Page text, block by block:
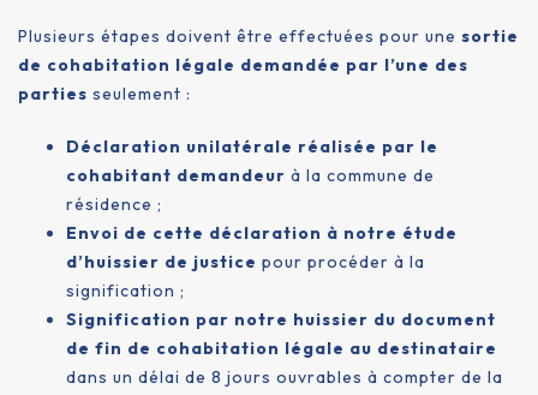
Plusieurs étapes doivent être effectuées pour une sortie
de cohabitation légale demandée par l’une des
parties seulement :
Déclaration unilatérale réalisée par le
cohabitant demandeur à la commune de
résidence ;
Envoi de cette déclaration à notre étude
d’huissier de justice pour procéder à la
signification ;
Signification par notre huissier du document
de fin de cohabitation légale au destinataire
dans un délai de 8 jours ouvrables à compter de la